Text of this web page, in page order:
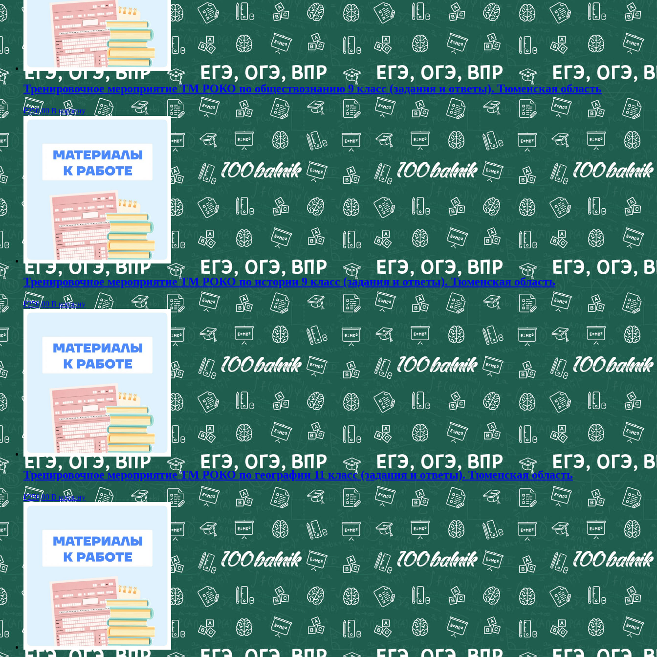
Тренировочное мероприятие ТМ РОКО по обществознанию 9 класс (задания и ответы). Тюменская область
₽250,00 В корзину
Тренировочное мероприятие ТМ РОКО по истории 9 класс (задания и ответы). Тюменская область
₽250,00 В корзину
Тренировочное мероприятие ТМ РОКО по географии 11 класс (задания и ответы). Тюменская область
₽250,00 В корзину